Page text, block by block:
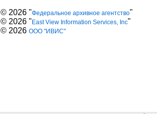
© 2026 "Федеральное архивное агентство"
© 2026 " East View Information Services, Inc"
© 2026 ООО "ИВИС"